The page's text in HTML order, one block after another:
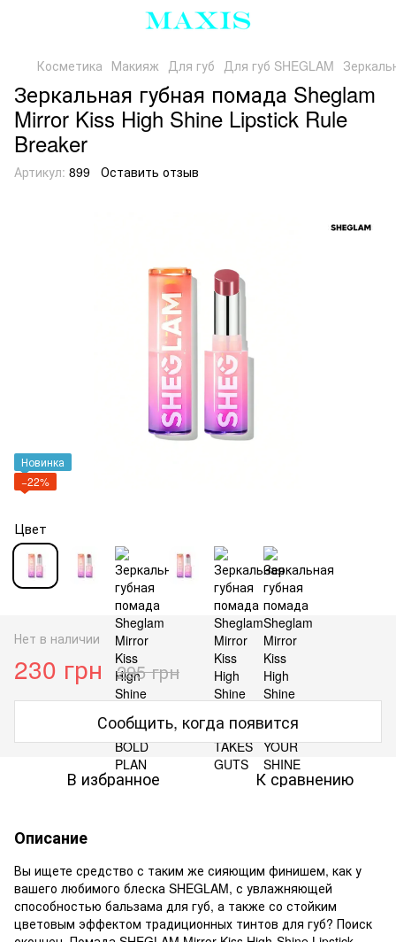
Косметика Макияж Для губ Для губ SHEGLAM
Зеркальная губная помада Sheglam
Mirror Kiss High Shine Lipstick Rule
Breaker
Артикул: 899 Оставить отзыв
Новинка
−22%
Цвет
Нет в наличии
230 грн 295 грн
Сообщить, когда появится
В избранное К сравнению
Описание
Вы ищете средство с таким же сияющим финишем, как у
вашего любимого блеска SHEGLAM, с увлажняющей
способностью бальзама для губ, а также со стойким
цветовым эффектом традиционных тинтов для губ? Поиск